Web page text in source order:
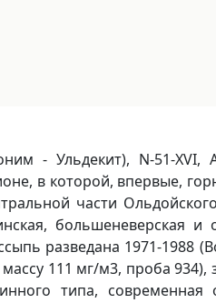
- Ульдекит), N-51-XVI,
в которой, впервые,
части
большеневерская и
разведана 1971-1988
111 мг/м3, проба
типа,